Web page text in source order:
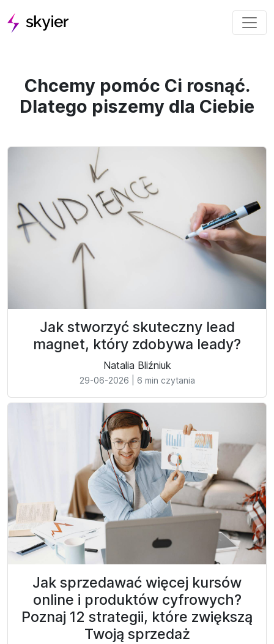
Chcemy pomóc Ci rosnąć.
Dlatego piszemy dla Ciebie
Jak stworzyć skuteczny lead
magnet, który zdobywa leady?
Natalia Bliźniuk
29-06-2026 6 min czytania
Jak sprzedawać więcej kursów
online i produktów cyfrowych?
Poznaj 12 strategii, które zwiększą
Twoją sprzedaż